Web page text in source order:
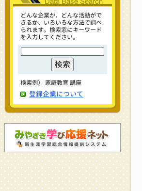
どんな企業が、どんな活動がで
きるか、いろいろな方法で調べ
られます。検索窓にキーワード
を入力してください。
検索例） 家庭教育 講座
登録企業について